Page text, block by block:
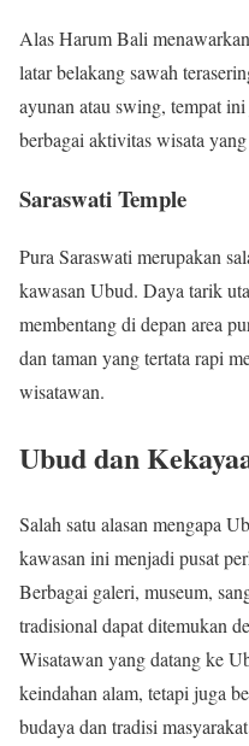
Alas Harum Bali
latar belakang sawah
ayunan atau swing, tempat
berbagai aktivitas wisata
Saraswati Temple
Pura Saraswati merupakan
kawasan Ubud. Daya tarik
membentang di depan area
dan taman yang tertata rapi
wisatawan.
Ubud dan
Salah satu alasan mengapa
kawasan ini menjadi pusat
Berbagai galeri, museum,
tradisional dapat ditemukan
Wisatawan yang datang ke
keindahan alam, tetapi juga
budaya dan tradisi